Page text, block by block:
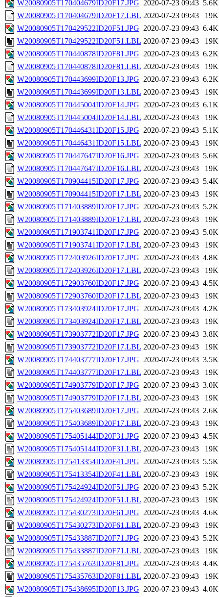
W20080905T170404679ID20F17.JPG 2020-07-23 09:43 5.6K
W20080905T170404679ID20F17.LBL 2020-07-23 09:43
19K
W20080905T170429522ID20F51.JPG 2020-07-23 09:43 6.4K
W20080905T170429522ID20F51.LBL 2020-07-23 09:43
19K
W20080905T170440878ID20F81.JPG 2020-07-23 09:43 6.2K
W20080905T170440878ID20F81.LBL 2020-07-23 09:43
19K
W20080905T170443699ID20F13.JPG 2020-07-23 09:43 6.2K
W20080905T170443699ID20F13.LBL 2020-07-23 09:43
19K
W20080905T170445004ID20F14.JPG 2020-07-23 09:43 6.1K
W20080905T170445004ID20F14.LBL 2020-07-23 09:43
19K
W20080905T170446431ID20F15.JPG 2020-07-23 09:43 5.1K
W20080905T170446431ID20F15.LBL 2020-07-23 09:43
19K
W20080905T170447647ID20F16.JPG 2020-07-23 09:43 5.6K
W20080905T170447647ID20F16.LBL 2020-07-23 09:43
19K
W20080905T170904415ID20F17.JPG 2020-07-23 09:43 5.4K
W20080905T170904415ID20F17.LBL 2020-07-23 09:43
19K
W20080905T171403889ID20F17.JPG 2020-07-23 09:43 5.2K
W20080905T171403889ID20F17.LBL 2020-07-23 09:43
19K
W20080905T171903741ID20F17.JPG 2020-07-23 09:43 5.0K
W20080905T171903741ID20F17.LBL 2020-07-23 09:43
19K
W20080905T172403926ID20F17.JPG 2020-07-23 09:43 4.8K
W20080905T172403926ID20F17.LBL 2020-07-23 09:43
19K
W20080905T172903760ID20F17.JPG 2020-07-23 09:43 4.5K
W20080905T172903760ID20F17.LBL 2020-07-23 09:43
19K
W20080905T173403924ID20F17.JPG 2020-07-23 09:43 4.2K
W20080905T173403924ID20F17.LBL 2020-07-23 09:43
19K
W20080905T173903772ID20F17.JPG 2020-07-23 09:43 3.8K
W20080905T173903772ID20F17.LBL 2020-07-23 09:43
19K
W20080905T174403777ID20F17.JPG 2020-07-23 09:43 3.5K
W20080905T174403777ID20F17.LBL 2020-07-23 09:43
19K
W20080905T174903779ID20F17.JPG 2020-07-23 09:43 3.0K
W20080905T174903779ID20F17.LBL 2020-07-23 09:43
19K
W20080905T175403689ID20F17.JPG 2020-07-23 09:43 2.6K
W20080905T175403689ID20F17.LBL 2020-07-23 09:43
19K
W20080905T175405144ID20F31.JPG 2020-07-23 09:43 4.5K
W20080905T175405144ID20F31.LBL 2020-07-23 09:43
19K
W20080905T175413354ID20F41.JPG 2020-07-23 09:43 5.5K
W20080905T175413354ID20F41.LBL 2020-07-23 09:43
19K
W20080905T175424924ID20F51.JPG 2020-07-23 09:43 5.2K
W20080905T175424924ID20F51.LBL 2020-07-23 09:43
19K
W20080905T175430273ID20F61.JPG 2020-07-23 09:43 4.6K
W20080905T175430273ID20F61.LBL 2020-07-23 09:43
19K
W20080905T175433887ID20F71.JPG 2020-07-23 09:43 5.2K
W20080905T175433887ID20F71.LBL 2020-07-23 09:43
19K
W20080905T175435763ID20F81.JPG 2020-07-23 09:43 4.4K
W20080905T175435763ID20F81.LBL 2020-07-23 09:43
19K
W20080905T175438695ID20F13.JPG 2020-07-23 09:43 4.0K